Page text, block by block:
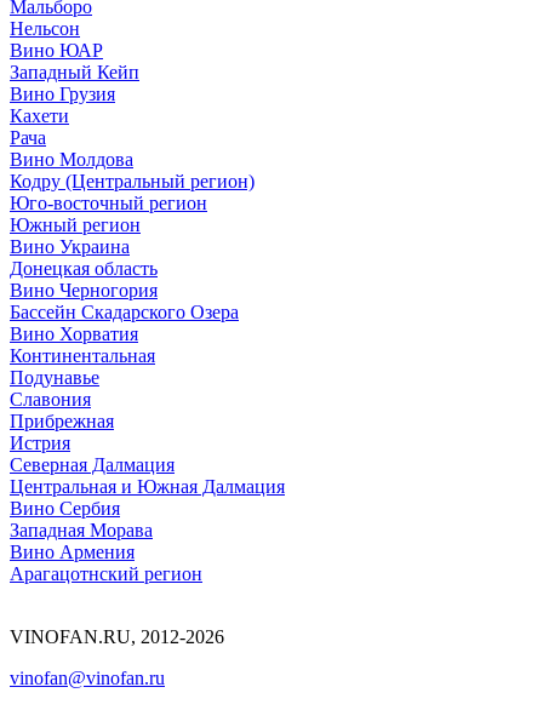
Мальборо
Нельсон
Вино ЮАР
Западный Кейп
Вино Грузия
Кахети
Рача
Вино Молдова
Кодру (Центральный регион)
Юго-восточный регион
Южный регион
Вино Украина
Донецкая область
Вино Черногория
Бассейн Скадарского Озера
Вино Хорватия
Континентальная
Подунавье
Славония
Прибрежная
Истрия
Северная Далмация
Центральная и Южная Далмация
Вино Сербия
Западная Морава
Вино Армения
Арагацотнский регион
VINOFAN.RU, 2012-2026
vinofan@vinofan.ru